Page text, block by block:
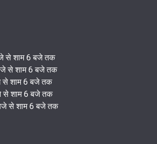
से शाम 6 बजे तक
से शाम 6 बजे तक
से शाम 6 बजे तक
से शाम 6 बजे तक
से शाम 6 बजे तक